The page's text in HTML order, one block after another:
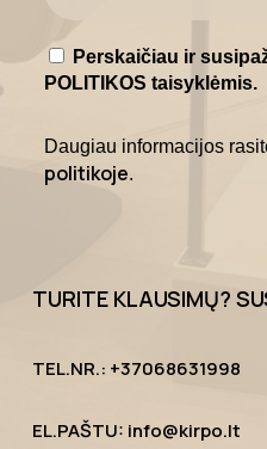
Perskaičiau ir
POLITIKOS taisyklėmis.
Daugiau informacijos
politikoje.
TURITE KLAUSIMŲ?
TEL.NR.: +37068631998
EL.PAŠTU: info@kirpo.lt